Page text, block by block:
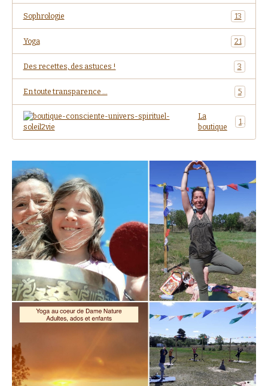
Sophrologie 13
Yoga 21
Des recettes, des astuces ! 3
En toute transparence ... 5
La
boutique
1